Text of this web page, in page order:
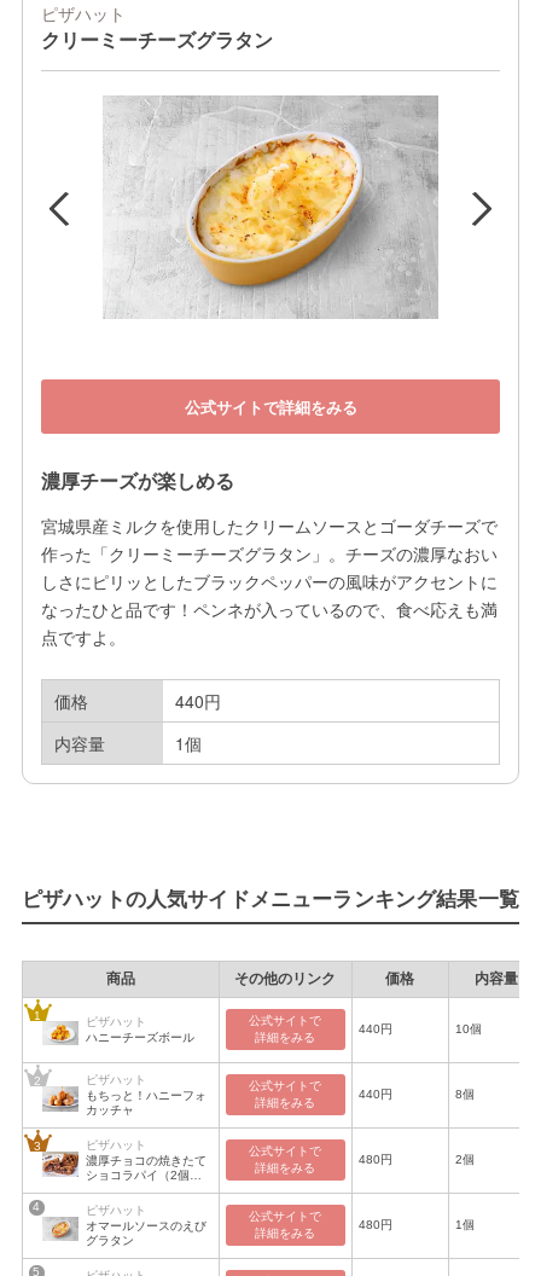
ピザハット
クリーミーチーズグラタン
公式サイトで詳細をみる
濃厚チーズが楽しめる
宮城県産ミルクを使用したクリームソースとゴーダチーズで
作った「クリーミーチーズグラタン」。チーズの濃厚なおい
しさにピリッとしたブラックペッパーの風味がアクセントに
なったひと品です！ペンネが入っているので、食べ応えも満
点ですよ。
価格
440円
内容量
1個
ピザハットの人気サイドメニューランキング結果一覧
商品 その他のリンク 価格 内容量
ピザハット
ハニーチーズボール
公式サイトで
詳細をみる
440円 10個
ピザハット
もちっと！ハニーフォ
カッチャ
公式サイトで
詳細をみる
440円 8個
ピザハット
濃厚チョコの焼きたて
ショコラパイ（2個入
り）
公式サイトで
詳細をみる
480円 2個
ピザハット
オマールソースのえび
グラタン
公式サイトで
詳細をみる
480円 1個